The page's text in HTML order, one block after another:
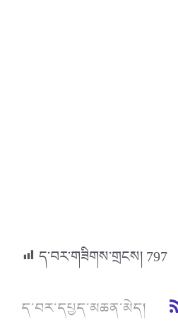
ད་བར་གཟིགས་གྲངས།797
ད་བར་དཔྱད་མཆན་མེད།